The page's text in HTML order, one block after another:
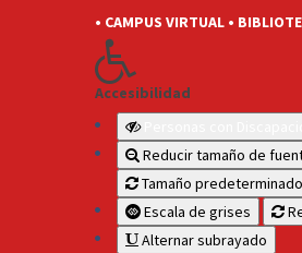
• CAMPUS VIRTUAL •
Accesibilidad
Reducir tamaño de
Tamaño predeterminado
Escala de grises
Alternar subrayado